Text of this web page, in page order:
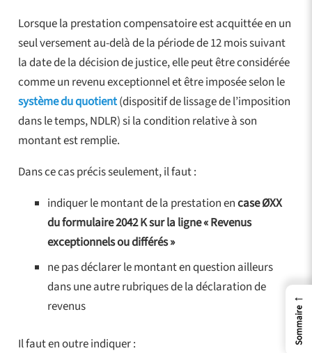
Lorsque la prestation compensatoire est acquittée en un
seul versement au-delà de la période de 12 mois suivant
la date de la décision de justice, elle peut être considérée
comme un revenu exceptionnel et être imposée selon le
système du quotient(dispositif de lissage de l’imposition
dans le temps, NDLR) si la condition relative à son
montant est remplie.
Dans ce cas précis seulement, il faut :
indiquer le montant de la prestation encase ØXX
du formulaire 2042 K sur la ligne « Revenus
exceptionnels ou différés »
ne pas déclarer le montant en question ailleurs
dans une autre rubriques de la déclaration de
revenus
Il faut en outre indiquer :
←
Sommaire